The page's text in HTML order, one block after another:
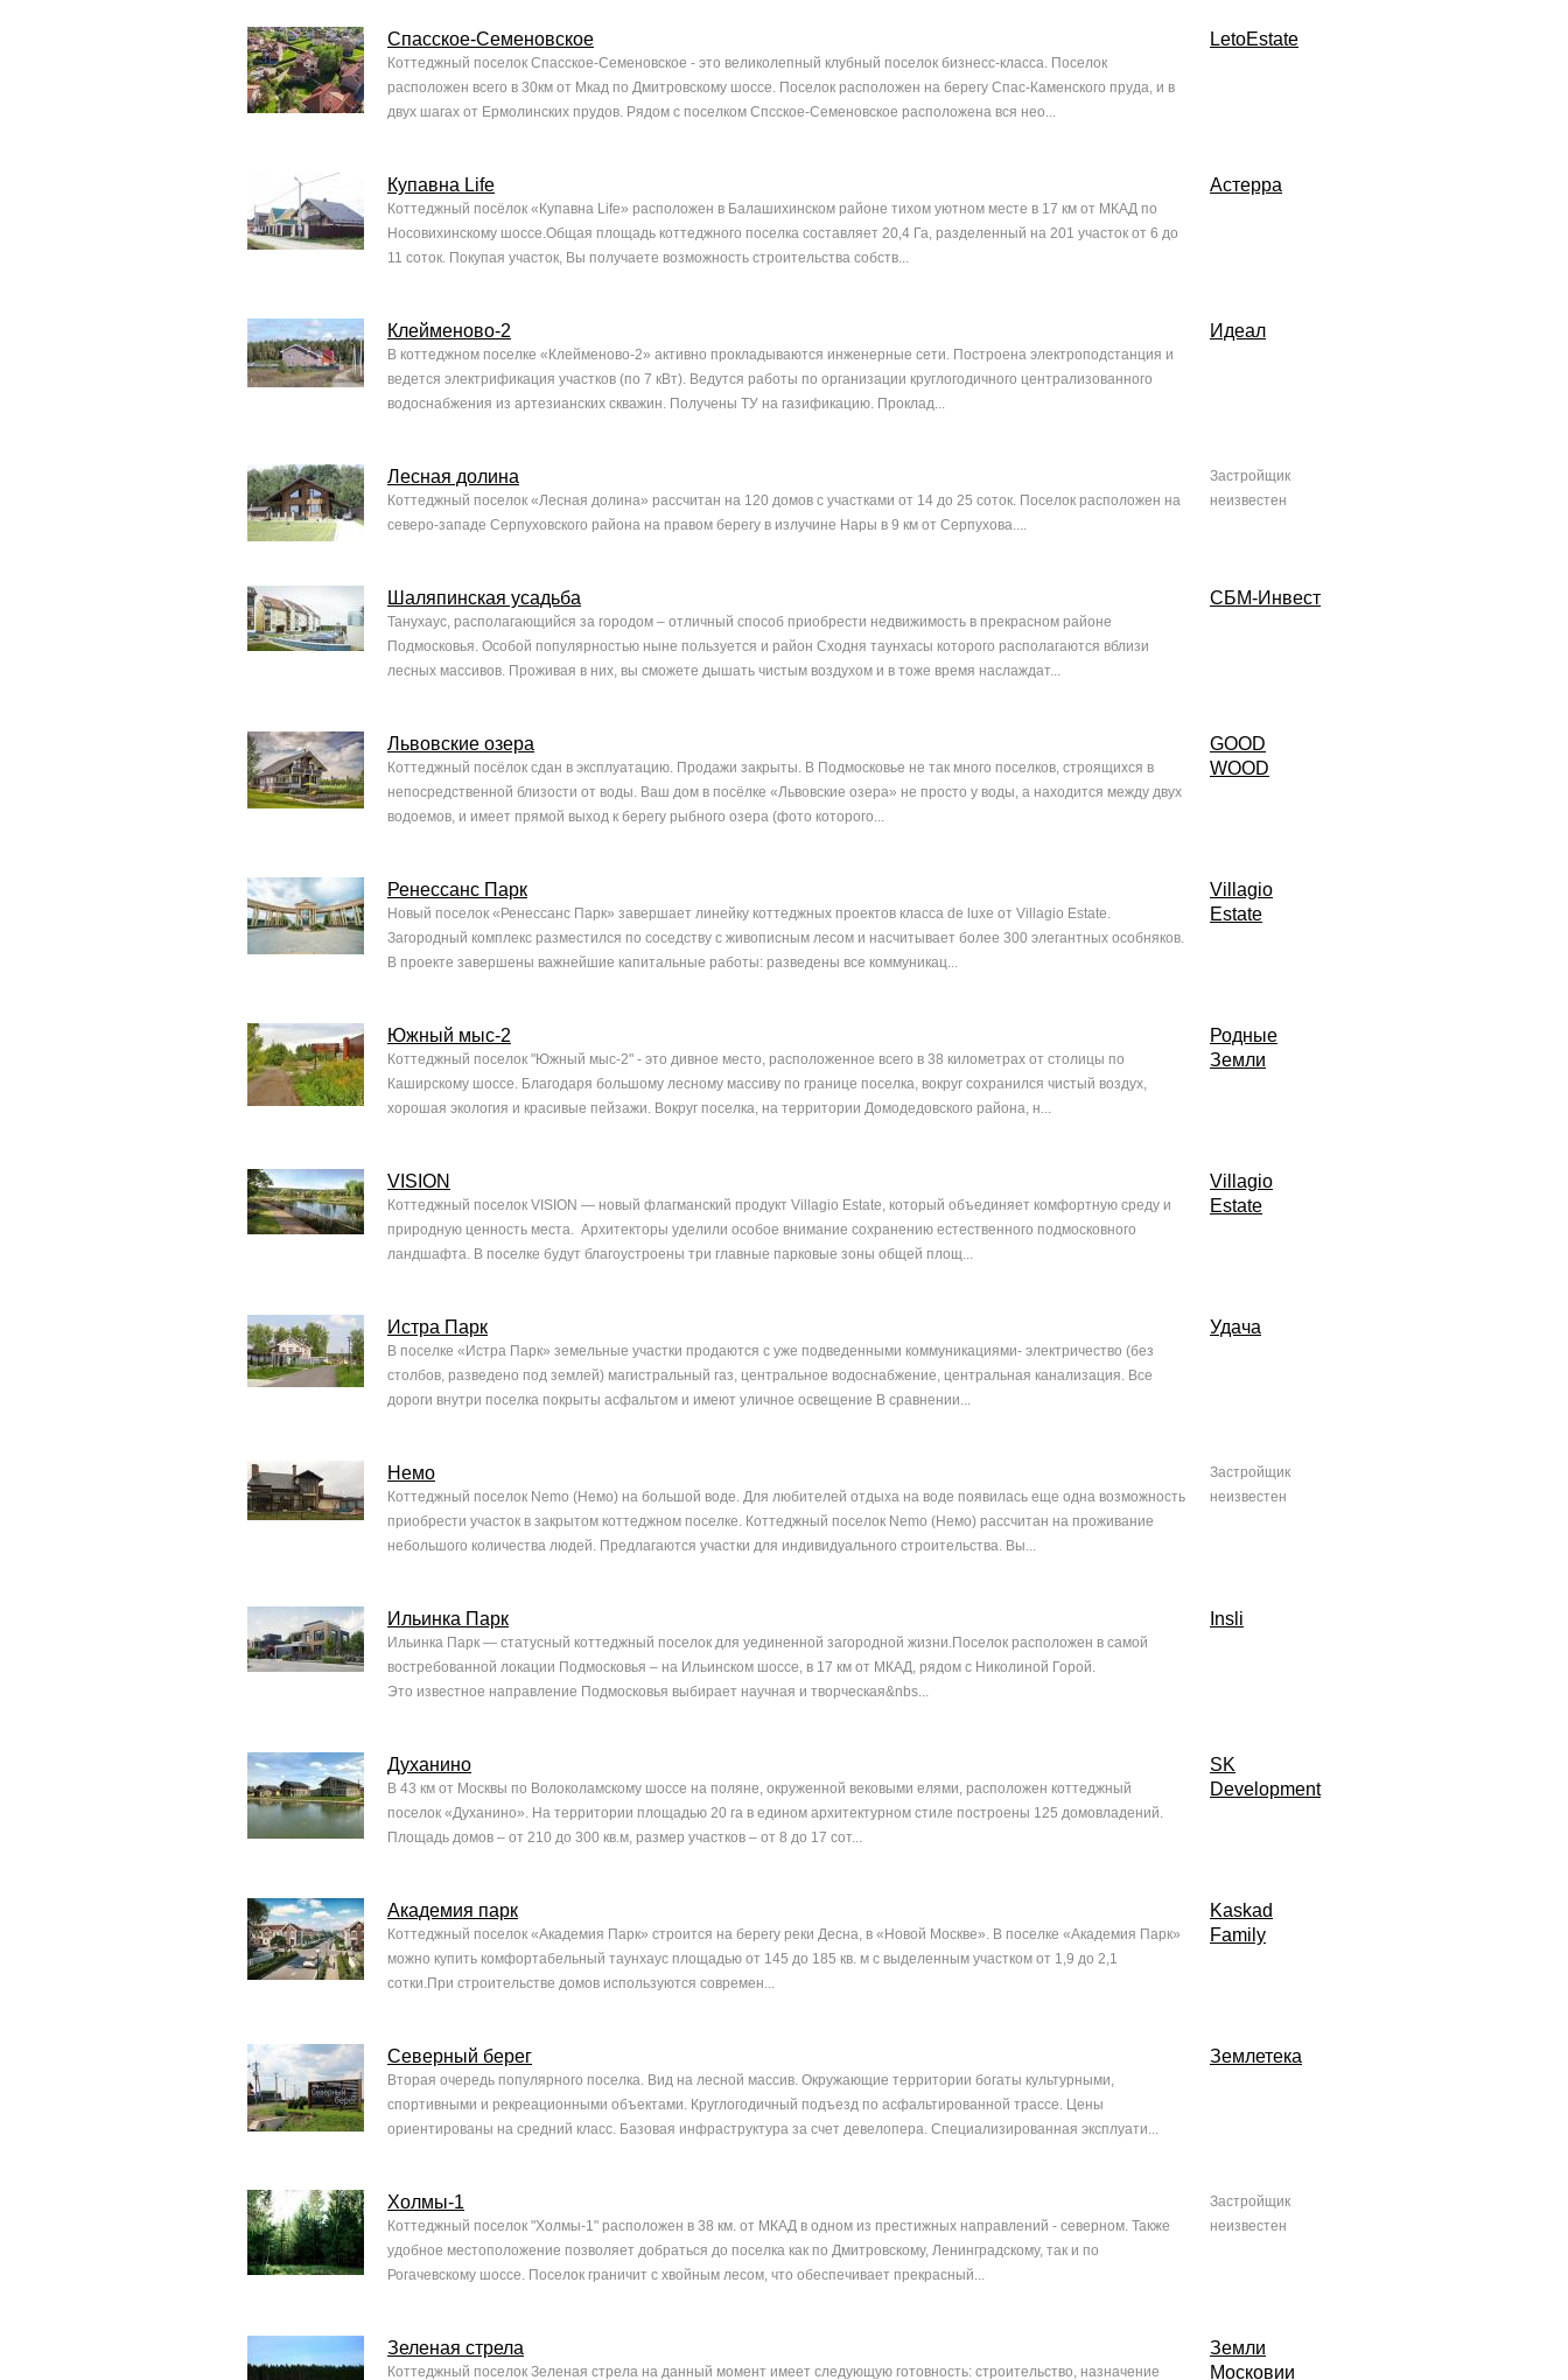
Спасское-Семеновское
Коттеджный поселок Спасское-Семеновское - это великолепный клубный поселок бизнесс-класса. Поселок
расположен всего в 30км от Мкад по Дмитровскому шоссе. Поселок расположен на берегу Спас-Каменского пруда, и в
двух шагах от Ермолинских прудов. Рядом с поселком Спсское-Семеновское расположена вся нео...
LetoEstate
Купавна Life
Коттеджный посёлок «Купавна Life» расположен в Балашихинском районе тихом уютном месте в 17 км от МКАД по
Носовихинскому шоссе.Общая площадь коттеджного поселка составляет 20,4 Га, разделенный на 201 участок от 6 до
11 соток. Покупая участок, Вы получаете возможность строительства собств...
Астерра
Клейменово-2
В коттеджном поселке «Клейменово-2» активно прокладываются инженерные сети. Построена электроподстанция и
ведется электрификация участков (по 7 кВт). Ведутся работы по организации круглогодичного централизованного
водоснабжения из артезианских скважин. Получены ТУ на газификацию. Проклад...
Идеал
Лесная долина
Коттеджный поселок «Лесная долина» рассчитан на 120 домов с участками от 14 до 25 соток. Поселок расположен на
северо-западе Серпуховского района на правом берегу в излучине Нары в 9 км от Серпухова....
Застройщик
неизвестен
Шаляпинская усадьба
Танухаус, располагающийся за городом – отличный способ приобрести недвижимость в прекрасном районе
Подмосковья. Особой популярностью ныне пользуется и район Сходня таунхасы которого располагаются вблизи
лесных массивов. Проживая в них, вы сможете дышать чистым воздухом и в тоже время наслаждат...
СБМ-Инвест
Львовские озера
Коттеджный посёлок сдан в эксплуатацию. Продажи закрыты. В Подмосковье не так много поселков, строящихся в
непосредственной близости от воды. Ваш дом в посёлке «Львовские озера» не просто у воды, а находится между двух
водоемов, и имеет прямой выход к берегу рыбного озера (фото которого...
GOOD
WOOD
Ренессанс Парк
Новый поселок «Ренессанс Парк» завершает линейку коттеджных проектов класса de luxe от Villagio Estate.
Загородный комплекс разместился по соседству с живописным лесом и насчитывает более 300 элегантных особняков.
В проекте завершены важнейшие капитальные работы: разведены все коммуникац...
Villagio
Estate
Южный мыс-2
Коттеджный поселок "Южный мыс-2" - это дивное место, расположенное всего в 38 километрах от столицы по
Каширскому шоссе. Благодаря большому лесному массиву по границе поселка, вокруг сохранился чистый воздух,
хорошая экология и красивые пейзажи. Вокруг поселка, на территории Домодедовского района, н...
Родные
Земли
VISION
Коттеджный поселок VISION — новый флагманский продукт Villagio Estate, который объединяет комфортную среду и
природную ценность места. Архитекторы уделили особое внимание сохранению естественного подмосковного
ландшафта. В поселке будут благоустроены три главные парковые зоны общей площ...
Villagio
Estate
Истра Парк
В поселке «Истра Парк» земельные участки продаются с уже подведенными коммуникациями- электричество (без
столбов, разведено под землей) магистральный газ, центральное водоснабжение, центральная канализация. Все
дороги внутри поселка покрыты асфальтом и имеют уличное освещение В сравнении...
Удача
Немо
Коттеджный поселок Nemo (Немо) на большой воде. Для любителей отдыха на воде появилась еще одна возможность
приобрести участок в закрытом коттеджном поселке. Коттеджный поселок Nemo (Немо) рассчитан на проживание
небольшого количества людей. Предлагаются участки для индивидуального строительства. Вы...
Застройщик
неизвестен
Ильинка Парк
Ильинка Парк — статусный коттеджный поселок для уединенной загородной жизни.Поселок расположен в самой
востребованной локации Подмосковья – на Ильинском шоссе, в 17 км от МКАД, рядом с Николиной Горой.
Это известное направление Подмосковья выбирает научная и творческая&nbs...
Insli
Духанино
В 43 км от Москвы по Волоколамскому шоссе на поляне, окруженной вековыми елями, расположен коттеджный
поселок «Духанино». На территории площадью 20 га в едином архитектурном стиле построены 125 домовладений.
Площадь домов – от 210 до 300 кв.м, размер участков – от 8 до 17 сот...
SK
Development
Академия парк
Коттеджный поселок «Академия Парк» строится на берегу реки Десна, в «Новой Москве». В поселке «Академия Парк»
можно купить комфортабельный таунхаус площадью от 145 до 185 кв. м с выделенным участком от 1,9 до 2,1
сотки.При строительстве домов используются современ...
Kaskad
Family
Северный берег
Вторая очередь популярного поселка. Вид на лесной массив. Окружающие территории богаты культурными,
спортивными и рекреационными объектами. Круглогодичный подъезд по асфальтированной трассе. Цены
ориентированы на средний класс. Базовая инфраструктура за счет девелопера. Специализированная эксплуати...
Землетека
Холмы-1
Коттеджный поселок "Холмы-1" расположен в 38 км. от МКАД в одном из престижных направлений - северном. Также
удобное местоположение позволяет добраться до поселка как по Дмитровскому, Ленинградскому, так и по
Рогачевскому шоссе. Поселок граничит с хвойным лесом, что обеспечивает прекрасный...
Застройщик
неизвестен
Зеленая стрела
Коттеджный поселок Зеленая стрела на данный момент имеет следующую готовность: строительство, назначение
Земли
Московии